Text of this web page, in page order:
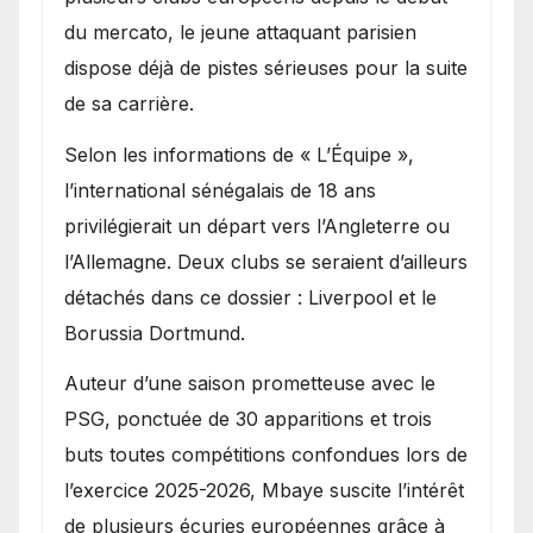
du mercato, le jeune attaquant parisien
dispose déjà de pistes sérieuses pour la suite
de sa carrière.
Selon les informations de « L’Équipe »,
l’international sénégalais de 18 ans
privilégierait un départ vers l’Angleterre ou
l’Allemagne. Deux clubs se seraient d’ailleurs
détachés dans ce dossier : Liverpool et le
Borussia Dortmund.
Auteur d’une saison prometteuse avec le
PSG, ponctuée de 30 apparitions et trois
buts toutes compétitions confondues lors de
l’exercice 2025-2026, Mbaye suscite l’intérêt
de plusieurs écuries européennes grâce à